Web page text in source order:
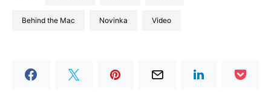
Behind the Mac Novinka video